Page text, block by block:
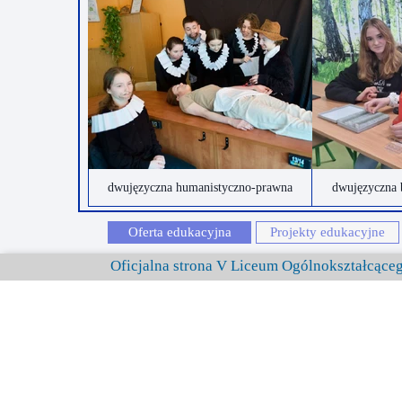
dwujęzyczna
dwujęzyczna humanistyczno-prawna
Projekty edukacyjne
Oferta edukacyjna
Oficjalna strona V Liceum